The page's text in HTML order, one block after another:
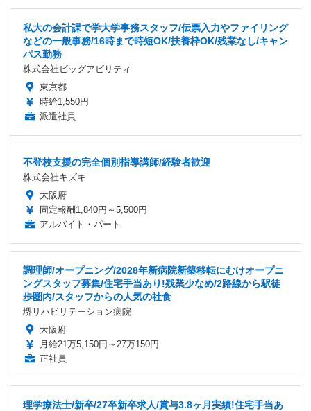
私大の会計課で学大学事務スタッフ/伝票入力やファイリング
などの一般事務/16時まで時短OK/扶養枠OK/残業なし/キャン
パス勤務
株式会社ビッグアビリティ
東京都
時給1,550円
派遣社員
不登校支援の完全個別指導講師/経験者歓迎
株式会社キズキ
大阪府
固定報酬1,840円～5,500円
アルバイト・パート
調理師/オープニング/2028年新病院新築移転にむけオープニ
ングスタッフ募集/住宅手当あり!残業少なめ/2路線から駅徒
歩圏内/スタッフからの人気の社食
堺リハビリテーション病院
大阪府
月給21万5,150円～27万150円
正社員
理学療法士/新卒/27卒新卒求人/賞与3.8ヶ月実績!住宅手当あ